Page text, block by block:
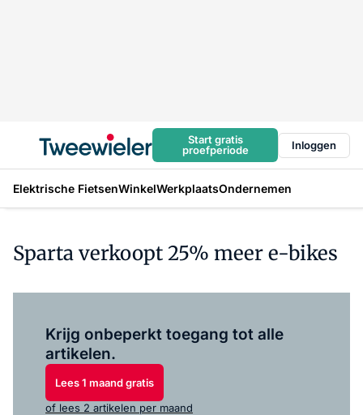
Start gratis
proefperiode
Inloggen
Elektrische FietsenWinkelWerkplaatsOndernemen
Sparta verkoopt 25% meer e-bikes
Krijg onbeperkt toegang tot alle
artikelen.
Lees 1 maand gratis
of lees 2 artikelen per maand